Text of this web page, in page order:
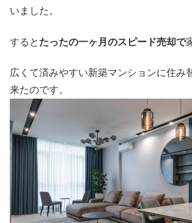
いました。
すると たったの一ヶ月のスピード売却で
広くて済みやすい新築マンションに住み
来たのです。